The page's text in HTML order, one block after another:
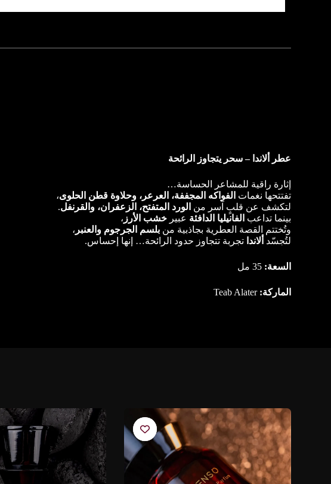
عطر ألاندا – سحر يتجاوز الرائحة
إثارة راقية للمشاعر الحساسة…
تفتتحها نغمات الفواكه المجففة، العرعر، وحلاوة قطن الحلوى،
لتكشف عن قلبٍ آسر من الورد المتفتح، الزعفران، والقرنفل.
بينما تداعب الفانيليا الدافئة عبيرخشب الأرز ،
وتُختتم القصة العطرية بجاذبية منبلسم الجرجوم والعنبر ،
لتُجسّد ألاندا تجربة تتجاوز حدود الرائحة… إنها إحساس.
السعة: 35 مل
الماركة: Teab Alater